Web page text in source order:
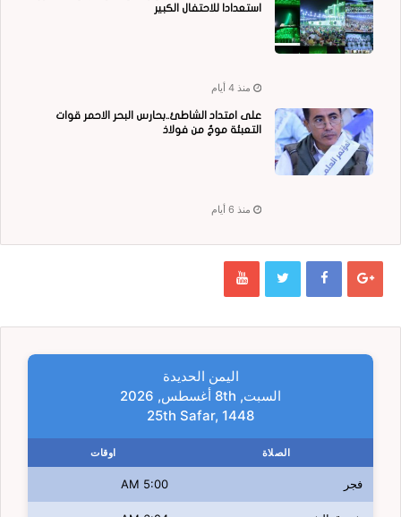
استعدادا للاحتفال الكبير
منذ 4 أيام
على امتداد الشاطئ..بحارس البحر الاحمر قوات
التعبئة موجٌ من فولاذ
منذ 6 أيام
اليمن الحديدة
السبت, 8th أغسطس, 2026
25th Safar, 1448
الصلاة اوقات
فجر 5:00 AM